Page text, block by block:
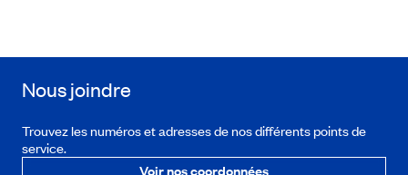
Nous joindre
Trouvez les numéros et adresses de nos différents points de
service.
Voir nos coordonnées